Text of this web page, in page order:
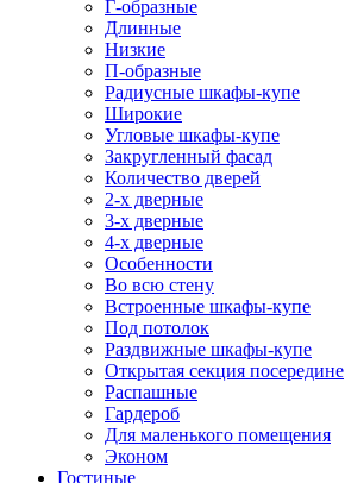
Г-образные
Длинные
Низкие
П-образные
Радиусные шкафы-купе
Широкие
Угловые шкафы-купе
Закругленный фасад
Количество дверей
2-х дверные
3-х дверные
4-х дверные
Особенности
Во всю стену
Встроенные шкафы-купе
Под потолок
Раздвижные шкафы-купе
Открытая секция посередине
Распашные
Гардероб
Для маленького помещения
Эконом
Гостиные